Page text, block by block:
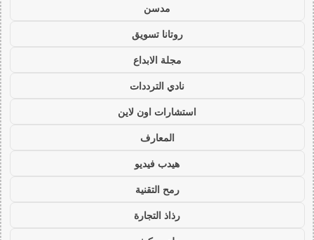
مدسن
روتانا تسويق
مجلة الابداع
نادي الترددات
استشارات اون لاين
المعارف
هيدب فيديو
رمح التقنية
رذاذ التجارة